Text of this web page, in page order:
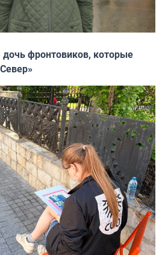
фронтовиков, которые